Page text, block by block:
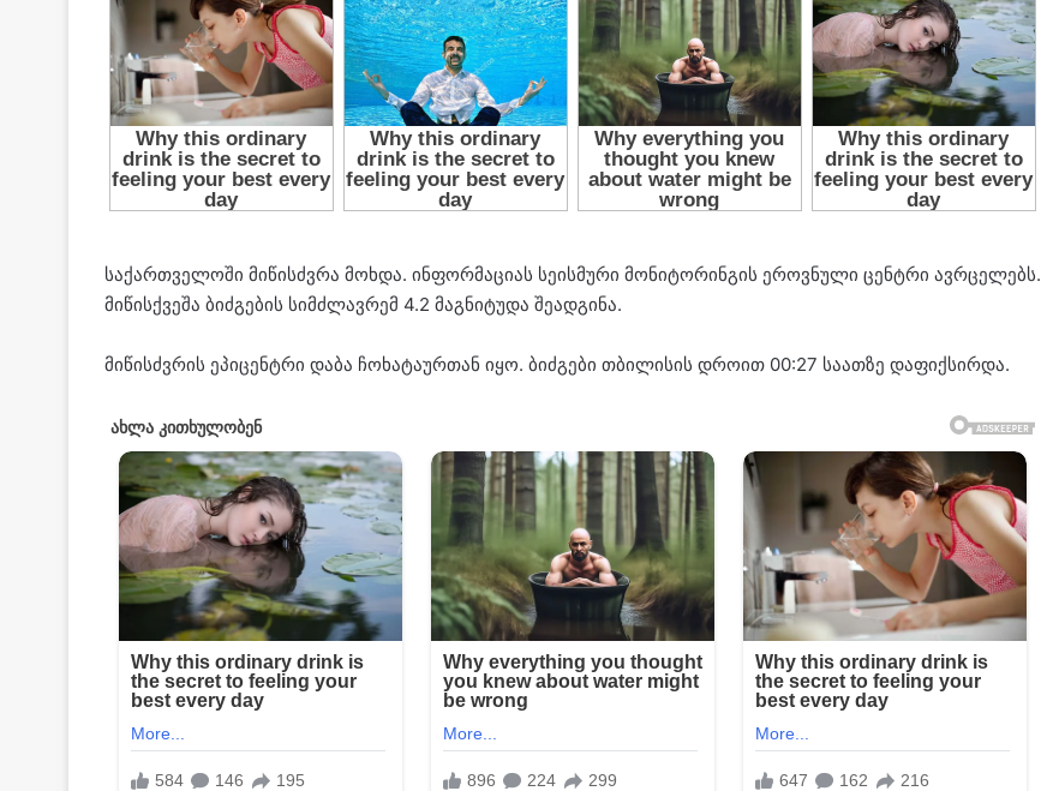
საქართველოში მიწისძვრა მოხდა. ინფორმაციას სეისმური მონიტორინგის ეროვნული ცენტრი ავრცელებს.
მიწისქვეშა ბიძგების სიმძლავრემ 4.2 მაგნიტუდა შეადგინა.
მიწისძვრის ეპიცენტრი დაბა ჩოხატაურთან იყო. ბიძგები თბილისის დროით 00:27 საათზე დაფიქსირდა.